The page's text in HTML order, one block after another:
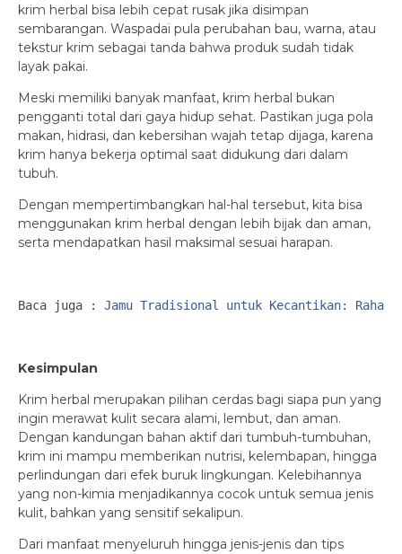
krim herbal bisa lebih cepat rusak jika disimpan
sembarangan. Waspadai pula perubahan bau, warna, atau
tekstur krim sebagai tanda bahwa produk sudah tidak
layak pakai.
Meski memiliki banyak manfaat, krim herbal bukan
pengganti total dari gaya hidup sehat. Pastikan juga pola
makan, hidrasi, dan kebersihan wajah tetap dijaga, karena
krim hanya bekerja optimal saat didukung dari dalam
tubuh.
Dengan mempertimbangkan hal-hal tersebut, kita bisa
menggunakan krim herbal dengan lebih bijak dan aman,
serta mendapatkan hasil maksimal sesuai harapan.
Baca juga : Jamu Tradisional untuk Kecantikan:
Kesimpulan
Krim herbal merupakan pilihan cerdas bagi siapa pun yang
ingin merawat kulit secara alami, lembut, dan aman.
Dengan kandungan bahan aktif dari tumbuh-tumbuhan,
krim ini mampu memberikan nutrisi, kelembapan, hingga
perlindungan dari efek buruk lingkungan. Kelebihannya
yang non-kimia menjadikannya cocok untuk semua jenis
kulit, bahkan yang sensitif sekalipun.
Dari manfaat menyeluruh hingga jenis-jenis dan tips